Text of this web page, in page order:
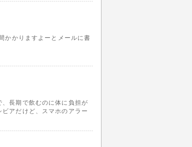
かかりますよーとメールに書
長期で飲むのに体に負担が
アだけど、スマホのアラー